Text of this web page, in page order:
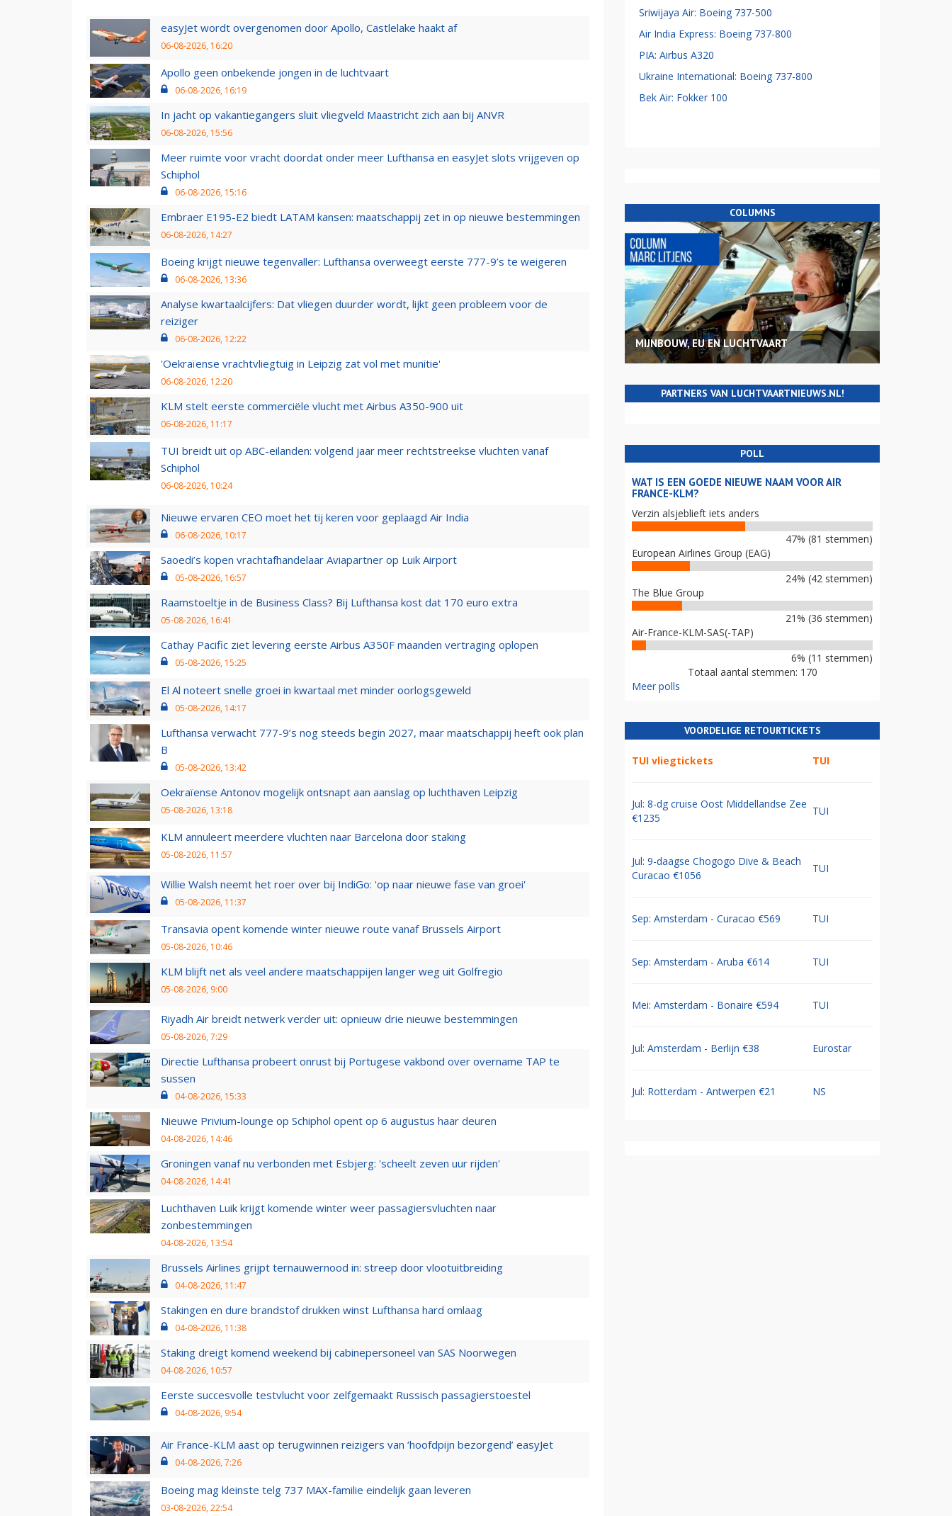
easyJet wordt overgenomen door Apollo, Castlelake haakt af
06-08-2026, 16:20
Apollo geen onbekende jongen in de luchtvaart
06-08-2026, 16:19
In jacht op vakantiegangers sluit vliegveld Maastricht zich aan bij ANVR
06-08-2026, 15:56
Meer ruimte voor vracht doordat onder meer Lufthansa en easyJet slots vrijgeven op
Schiphol
06-08-2026, 15:16
Embraer E195-E2 biedt LATAM kansen: maatschappij zet in op nieuwe bestemmingen
06-08-2026, 14:27
Boeing krijgt nieuwe tegenvaller: Lufthansa overweegt eerste 777-9’s te weigeren
06-08-2026, 13:36
Analyse kwartaalcijfers: Dat vliegen duurder wordt, lijkt geen probleem voor de
reiziger
06-08-2026, 12:22
'Oekraïense vrachtvliegtuig in Leipzig zat vol met munitie'
06-08-2026, 12:20
KLM stelt eerste commerciële vlucht met Airbus A350-900 uit
06-08-2026, 11:17
TUI breidt uit op ABC-eilanden: volgend jaar meer rechtstreekse vluchten vanaf
Schiphol
06-08-2026, 10:24
Nieuwe ervaren CEO moet het tij keren voor geplaagd Air India
06-08-2026, 10:17
Saoedi’s kopen vrachtafhandelaar Aviapartner op Luik Airport
05-08-2026, 16:57
Raamstoeltje in de Business Class? Bij Lufthansa kost dat 170 euro extra
05-08-2026, 16:41
Cathay Pacific ziet levering eerste Airbus A350F maanden vertraging oplopen
05-08-2026, 15:25
El Al noteert snelle groei in kwartaal met minder oorlogsgeweld
05-08-2026, 14:17
Lufthansa verwacht 777-9’s nog steeds begin 2027, maar maatschappij heeft ook plan
B
05-08-2026, 13:42
Oekraïense Antonov mogelijk ontsnapt aan aanslag op luchthaven Leipzig
05-08-2026, 13:18
KLM annuleert meerdere vluchten naar Barcelona door staking
05-08-2026, 11:57
Willie Walsh neemt het roer over bij IndiGo: 'op naar nieuwe fase van groei'
05-08-2026, 11:37
Transavia opent komende winter nieuwe route vanaf Brussels Airport
05-08-2026, 10:46
KLM blijft net als veel andere maatschappijen langer weg uit Golfregio
05-08-2026, 9:00
Riyadh Air breidt netwerk verder uit: opnieuw drie nieuwe bestemmingen
05-08-2026, 7:29
Directie Lufthansa probeert onrust bij Portugese vakbond over overname TAP te
sussen
04-08-2026, 15:33
Nieuwe Privium-lounge op Schiphol opent op 6 augustus haar deuren
04-08-2026, 14:46
Groningen vanaf nu verbonden met Esbjerg: 'scheelt zeven uur rijden'
04-08-2026, 14:41
Luchthaven Luik krijgt komende winter weer passagiersvluchten naar
zonbestemmingen
04-08-2026, 13:54
Brussels Airlines grijpt ternauwernood in: streep door vlootuitbreiding
04-08-2026, 11:47
Stakingen en dure brandstof drukken winst Lufthansa hard omlaag
04-08-2026, 11:38
Staking dreigt komend weekend bij cabinepersoneel van SAS Noorwegen
04-08-2026, 10:57
Eerste succesvolle testvlucht voor zelfgemaakt Russisch passagierstoestel
04-08-2026, 9:54
Air France-KLM aast op terugwinnen reizigers van ‘hoofdpijn bezorgend’ easyJet
04-08-2026, 7:26
Boeing mag kleinste telg 737 MAX-familie eindelijk gaan leveren
03-08-2026, 22:54
Sriwijaya Air: Boeing 737-500
Air India Express: Boeing 737-800
PIA: Airbus A320
Ukraine International: Boeing 737-800
Bek Air: Fokker 100
COLUMNS
MIJNBOUW, EU EN LUCHTVAART
PARTNERS VAN LUCHTVAARTNIEUWS.NL!
POLL
WAT IS EEN GOEDE NIEUWE NAAM VOOR AIR
FRANCE-KLM?
Verzin alsjeblieft iets anders
47% (81 stemmen)
European Airlines Group (EAG)
24% (42 stemmen)
The Blue Group
21% (36 stemmen)
Air-France-KLM-SAS(-TAP)
6% (11 stemmen)
Totaal aantal stemmen: 170
Meer polls
VOORDELIGE RETOURTICKETS
TUI vliegtickets TUI
Jul: 8-dg cruise Oost Middellandse Zee
€1235
TUI
Jul: 9-daagse Chogogo Dive & Beach
Curacao €1056
TUI
Sep: Amsterdam - Curacao €569 TUI
Sep: Amsterdam - Aruba €614 TUI
Mei: Amsterdam - Bonaire €594 TUI
Jul: Amsterdam - Berlijn €38 Eurostar
Jul: Rotterdam - Antwerpen €21 NS